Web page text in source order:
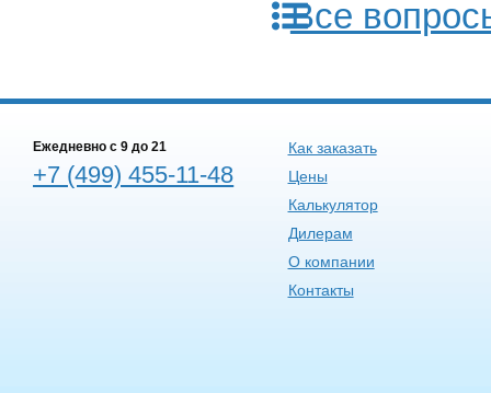
Все
Ежедневно c 9 до 21
+7 (499) 455-11-48
Как заказать
Цены
Калькулятор
Дилерам
О компании
Контакты